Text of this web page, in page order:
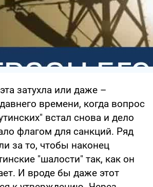
затухла или даже –
времени, когда вопрос
встал снова и дело
флагом для санкций. Ряд
за то, чтобы наконец
"шалости" так, как он
И вроде бы даже этот